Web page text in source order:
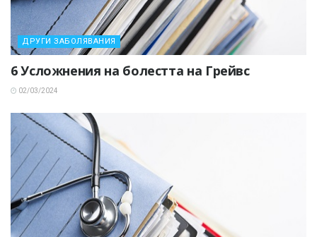
ДРУГИ ЗАБОЛЯВАНИЯ
6 Усложнения на болестта на Грейвс
02/03/2024